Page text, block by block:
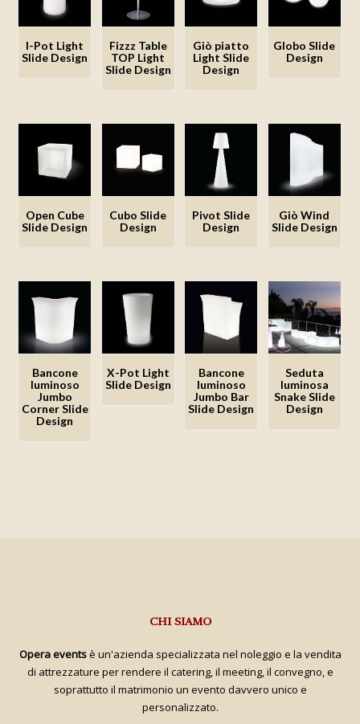
Aggiungi
dei
I-Pot Light
Slide Design
dei
Fizzz Table
TOP Light
Slide Design
dei
desideri
Giò piatto
Light Slide
Design
Aggiungi
desideri
Globo Slide
Design
Aggiungi
Open Cube
Slide Design
Aggiungi
dei
Cubo Slide
Design
Aggiungi
Pivot Slide
Design
Aggiungi
dei
Giò Wind
Slide Design
Aggiungi
alla lista
Bancone
luminoso
Jumbo
Corner Slide
Design
Aggiungi
X-Pot Light
Slide Design
Aggiungi
Bancone
luminoso
Jumbo Bar
Slide Design
Aggiungi
Seduta
luminosa
Snake Slide
Design
CHI SIAMO
Opera eventsè un'azienda specializzata nel noleggio e la vendita
di attrezzature per rendere il catering, il meeting, il convegno, e
soprattutto il matrimonio un evento davvero unico e
personalizzato.